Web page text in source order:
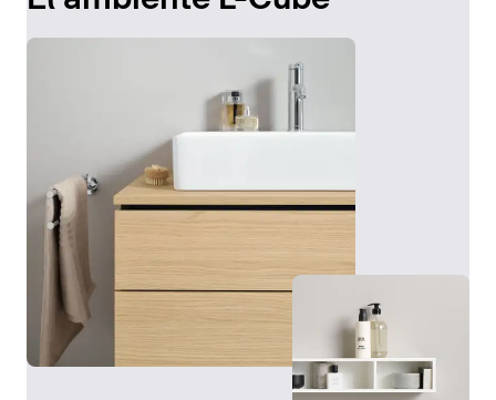
El armario espejo de la serie L-Cube combina
adicional. La iluminación LED perimetral se enciende,
se apaga y se regula sin contacto mediante un sensor.
Detrás de las puertas, también espejadas en su
interior, se encuentran prácticos estantes de cristal,
una pared trasera espejada y una toma de corriente